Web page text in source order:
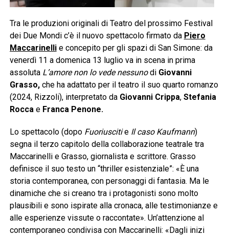
Tra le produzioni originali di Teatro del prossimo Festival
dei Due Mondi c’è il nuovo spettacolo firmato da Piero
Maccarinellie concepito per gli spazi di San Simone: da
venerdì 11 a domenica 13 luglio va in scena in prima
assoluta L’amore non lo vede nessunodi Giovanni
Grasso, che ha adattato per il teatro il suo quarto romanzo
(2024, Rizzoli), interpretato da Giovanni Crippa, Stefania
Rocca e Franca Penone.
Lo spettacolo (dopo Fuoriuscitie Il caso Kaufmann)
segna il terzo capitolo della collaborazione teatrale tra
Maccarinelli e Grasso, giornalista e scrittore. Grasso
definisce il suo testo un “thriller esistenziale”: «È una
storia contemporanea, con personaggi di fantasia. Ma le
dinamiche che si creano tra i protagonisti sono molto
plausibili e sono ispirate alla cronaca, alle testimonianze e
alle esperienze vissute o raccontate». Un’attenzione al
contemporaneo condivisa con Maccarinelli: «Dagli inizi